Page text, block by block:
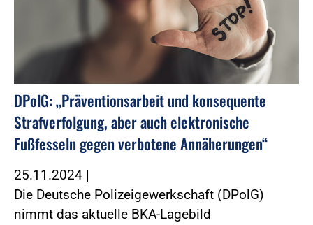
DPolG: „Präventionsarbeit und konsequente
Strafverfolgung, aber auch elektronische
Fußfesseln gegen verbotene Annäherungen“
25.11.2024 |
Die Deutsche Polizeigewerkschaft (DPolG)
nimmt das aktuelle BKA-Lagebild